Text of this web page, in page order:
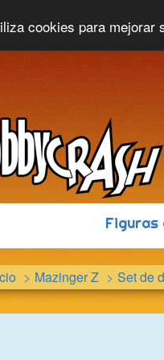
cookies para mejorar
Novedades
Figuras
Mazinger Z Set de